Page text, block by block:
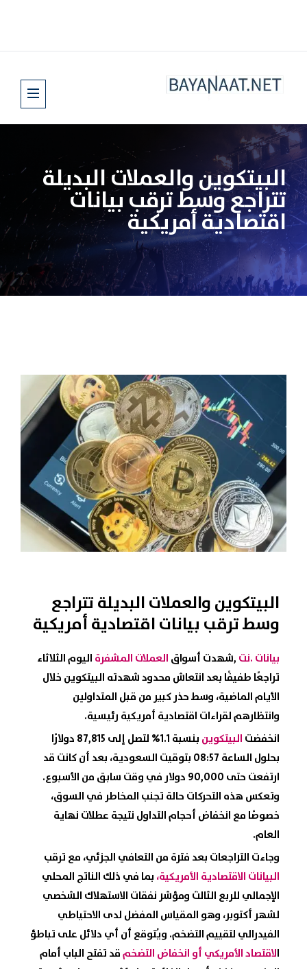
البيتكوين والعملات البديلة
تتراجع وسط ترقب بيانات
اقتصادية أمريكية
البيتكوين والعملات البديلة تتراجع
وسط ترقب بيانات اقتصادية أمريكية
بيانات .نت ,شهدت أسواق العملات المشفرة اليوم الثلاثاء
تراجعًا طفيفًا بعد انتعاش محدود شهدته البيتكوين خلال
الأيام الماضية، وسط حذر كبير من قبل المتداولين
وانتظارهم لقراءات اقتصادية أمريكية رئيسية.
انخفضت البيتكوين
بنسبة 1.1% لتصل إلى 87,815 دولارًا
بحلول الساعة 08:57 بتوقيت السعودية، بعد أن كانت قد
ارتفعت حتى 90,000 دولار في وقت سابق من الأسبوع.
وتعكس هذه التحركات حالة تجنب المخاطر في السوق،
خصوصًا مع انخفاض أحجام التداول نتيجة عطلات نهاية
العام.
وجاءت التراجعات بعد فترة من التعافي الجزئي، مع ترقب
البيانات الاقتصادية الأمريكية، بما في ذلك الناتج المحلي
الإجمالي للربع الثالث ومؤشر نفقات الاستهلاك الشخصي
لشهر أكتوبر، وهو المقياس المفضل لدى الاحتياطي
الفيدرالي لتقييم التضخم. ويُتوقع أن أي دلائل على تباطؤ
الاقتصاد الأمريكي أو انخفاض التضخمقد تفتح الباب أمام